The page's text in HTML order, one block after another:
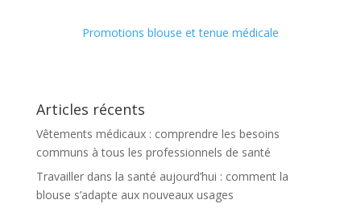
Promotions blouse et tenue médicale
Articles récents
Vêtements médicaux : comprendre les besoins
communs à tous les professionnels de santé
Travailler dans la santé aujourd’hui : comment la
blouse s’adapte aux nouveaux usages